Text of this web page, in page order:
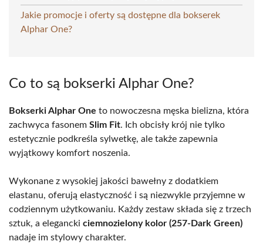
Jakie promocje i oferty są dostępne dla bokserek
Alphar One?
Co to są bokserki Alphar One?
Bokserki Alphar One to nowoczesna męska bielizna, która
zachwyca fasonem Slim Fit. Ich obcisły krój nie tylko
estetycznie podkreśla sylwetkę, ale także zapewnia
wyjątkowy komfort noszenia.
Wykonane z wysokiej jakości bawełny z dodatkiem
elastanu, oferują elastyczność i są niezwykle przyjemne w
codziennym użytkowaniu. Każdy zestaw składa się z trzech
sztuk, a elegancki ciemnozielony kolor (257-Dark Green)
nadaje im stylowy charakter.